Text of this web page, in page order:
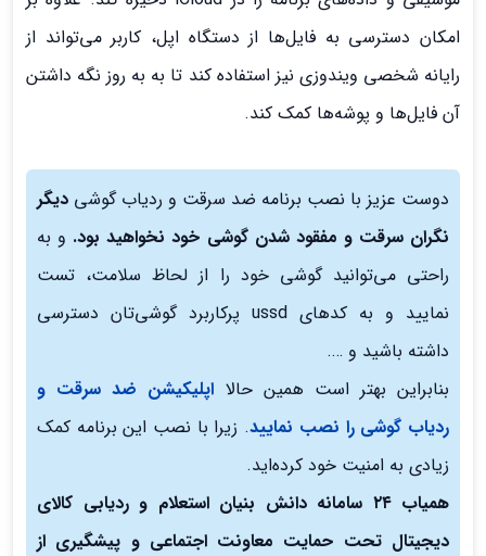
امکان دسترسی به فایل‌ها از دستگاه اپل، کاربر می‌تواند از
رایانه شخصی ویندوزی نیز استفاده کند تا به به روز نگه داشتن
آن فایل‌ها و پوشه‌ها کمک کند.
دوست عزیز با نصب برنامه ضد سرقت و ردیاب گوشی دیگر
نگران سرقت و مفقود شدن گوشی خود نخواهید بود. و به
راحتی می‌توانید گوشی خود را از لحاظ سلامت، تست
نمایید و به کدهای ussd پرکاربرد گوشی‌تان دسترسی
داشته باشید و ….
بنابراین بهتر است همین حالا اپلیکیشن ضد سرقت و
ردیاب گوشی را نصب نمایید. زیرا با نصب این برنامه کمک
زیادی به امنیت خود کرده‌اید.
همیاب ۲۴ سامانه دانش بنیان استعلام و ردیابی کالای
دیجیتال تحت حمایت معاونت اجتماعی و پیشگیری از